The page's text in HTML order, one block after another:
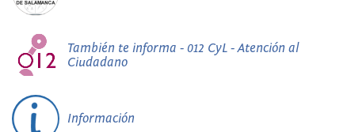
También te informa - 012 CyL - Atención al
Ciudadano
Información